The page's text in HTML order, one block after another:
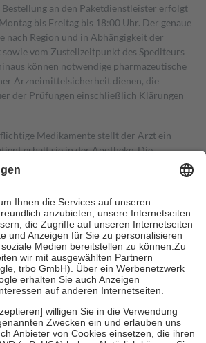
an den Paketdienstleister erfolgt
bis Freitag bis 18:00 Uhr. Der genaue
nach Region und in Abhängigkeit der
vom Zustellzeitpunkt des Spediteurs
können notwendige pharmazeutische
Arzneimittelsicherheit dienen, die
der Prüfungen einschließlich Klärungen
Medikamente stellt der Arzt ein
erhält sie in der Apotheke. Die
übernimmt in der Regel die
trägt einen Teil davon als Zuzahlung
Zuzahlungen in Höhe von zehn
mindestens jedochfünf Euround
sind jedoch nie mehr als die tatsächlichen
entrichten.
auch für Online-Apotheken.
Krankenpflege beträgt die
der Kosten sowie zehn Euro je
Versicherten für ihre eigene Gesundheit zu
Stellung der Familie zu unterstützen,